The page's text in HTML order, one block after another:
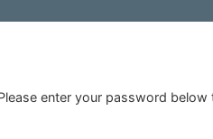
enter your password